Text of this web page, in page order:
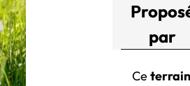
par
Ce terrain